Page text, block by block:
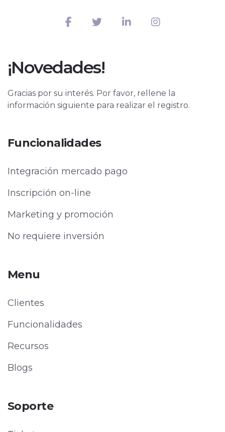
¡Novedades!
Gracias por su interés. Por favor, rellene la
información siguiente para realizar el registro.
Funcionalidades
Integración mercado pago
Inscripción on-line
Marketing y promoción
No requiere inversión
Menu
Clientes
Funcionalidades
Recursos
Blogs
Soporte